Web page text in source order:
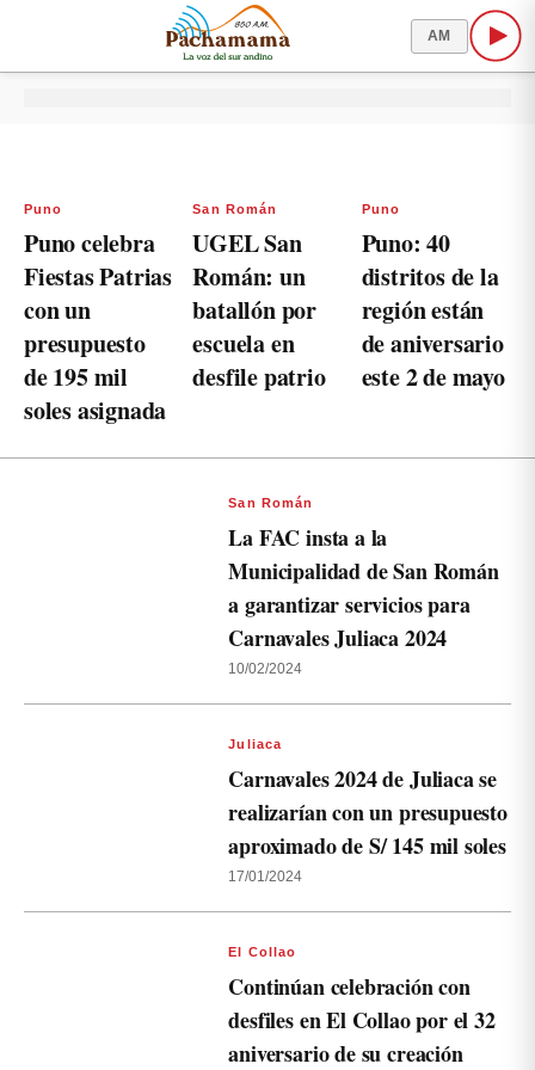
AM
Puno
Puno celebra
Fiestas Patrias
con un
presupuesto
de 195 mil
soles asignada
San Román
UGEL San
Román: un
batallón por
escuela en
desfile patrio
Puno
Puno: 40
distritos de la
región están
de aniversario
este 2 de mayo
San Román
La FAC insta a la
Municipalidad de San Román
a garantizar servicios para
Carnavales Juliaca 2024
10/02/2024
Juliaca
Carnavales 2024 de Juliaca se
realizarían con un presupuesto
aproximado de S/ 145 mil soles
17/01/2024
El Collao
Continúan celebración con
desfiles en El Collao por el 32
aniversario de su creación